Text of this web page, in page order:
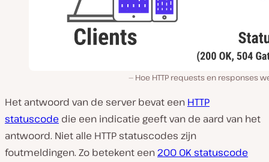
Hoe HTTP requests en responses
Het antwoord van de server bevat een HTTP
statuscode die een indicatie geeft van de aard van het
antwoord. Niet alle HTTP statuscodes zijn
foutmeldingen. Zo betekent een200 OK statuscode